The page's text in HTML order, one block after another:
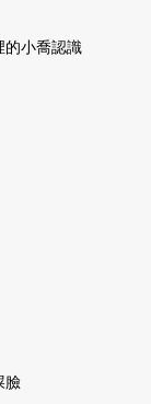
的小喬認識
臉